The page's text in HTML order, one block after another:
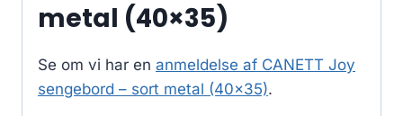
metal (40×35)
Se om vi har en anmeldelse af CANETT Joy
sengebord – sort metal (40×35).